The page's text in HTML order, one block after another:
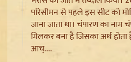
Ladakh Formation Day: शांति और
पर लद्दाख, LG ने PM Modi और Amit
आभार
परिसीमन से पहले इस सीट को
जाना जाता था। चंपारण का नाम
मिलकर बना है जिसका अर्थ
आच्....